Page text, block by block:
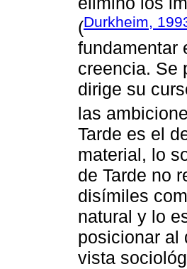
(Durkheim,
fundamentar
creencia. Se
dirige su
las
Tarde es el
material, lo
de Tarde no
disímiles
natural y lo
posicionar al
vista